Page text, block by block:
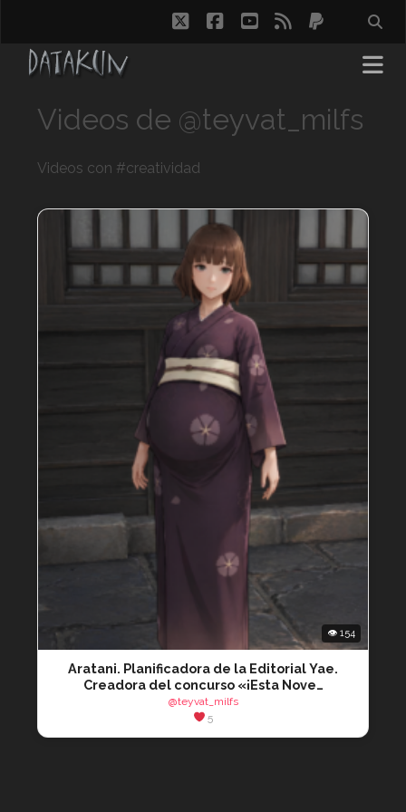
twitterfacebook
youtube
rss paypal
Videos de @teyvat_milfs
Videos con #creatividad
👁 154
Aratani. Planificadora de la Editorial Yae.
Creadora del concurso «¡Esta Nove…
@teyvat_milfs
5